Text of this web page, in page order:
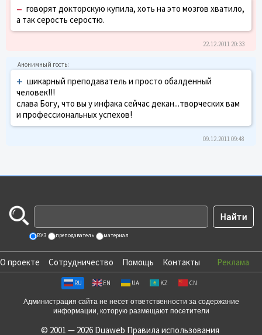
– говорят докторскую купила, хоть на это мозгов хватило,
а так серость серостю.
22.12.2011 20:33
+ шикарный преподаватель и просто обалденный
человек!!!
слава Богу, что вы у инфака сейчас декан...творческих вам
и профессиональных успехов!
09.12.2011 09:48
ВУЗ преподаватель материал
О проекте Сотрудничество Помощь Контакты Реклама
RU EN UA KZ CN
Администрация сайта не несет ответственности за содержание
информации, которую размещают посетители
© 2001 — 2026 Duaweb Правила использования